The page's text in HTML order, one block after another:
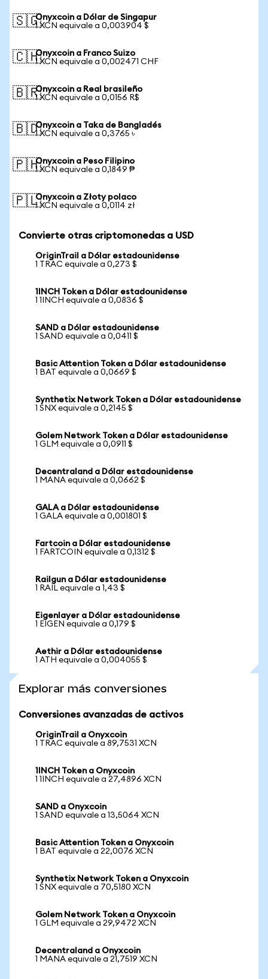
🇸🇬Onyxcoin a Dólar de Singapur
1 XCN equivale a 0,003904 $
🇨🇭Onyxcoin a Franco Suizo
1 XCN equivale a 0,002471 CHF
🇧🇷Onyxcoin a Real brasileño
1 XCN equivale a 0,0156 R$
🇧🇩Onyxcoin a Taka de Bangladés
1 XCN equivale a 0,3765 ৳
🇵🇭Onyxcoin a Peso Filipino
1 XCN equivale a 0,1849 ₱
🇵🇱Onyxcoin a Złoty polaco
1 XCN equivale a 0,0114 zł
Convierte otras criptomonedas a USD
OriginTrail a Dólar estadounidense
1 TRAC equivale a 0,273 $
1INCH Token a Dólar estadounidense
1 1INCH equivale a 0,0836 $
SAND a Dólar estadounidense
1 SAND equivale a 0,0411 $
Basic Attention Token a Dólar estadounidense
1 BAT equivale a 0,0669 $
Synthetix Network Token a Dólar estadounidense
1 SNX equivale a 0,2145 $
Golem Network Token a Dólar estadounidense
1 GLM equivale a 0,0911 $
Decentraland a Dólar estadounidense
1 MANA equivale a 0,0662 $
GALA a Dólar estadounidense
1 GALA equivale a 0,001801 $
Fartcoin a Dólar estadounidense
1 FARTCOIN equivale a 0,1312 $
Railgun a Dólar estadounidense
1 RAIL equivale a 1,43 $
Eigenlayer a Dólar estadounidense
1 EIGEN equivale a 0,179 $
Aethir a Dólar estadounidense
1 ATH equivale a 0,004055 $
Explorar más conversiones
Conversiones avanzadas de activos
OriginTrail a Onyxcoin
1 TRAC equivale a 89,7531 XCN
1INCH Token a Onyxcoin
1 1INCH equivale a 27,4896 XCN
SAND a Onyxcoin
1 SAND equivale a 13,5064 XCN
Basic Attention Token a Onyxcoin
1 BAT equivale a 22,0076 XCN
Synthetix Network Token a Onyxcoin
1 SNX equivale a 70,5180 XCN
Golem Network Token a Onyxcoin
1 GLM equivale a 29,9472 XCN
Decentraland a Onyxcoin
1 MANA equivale a 21,7519 XCN